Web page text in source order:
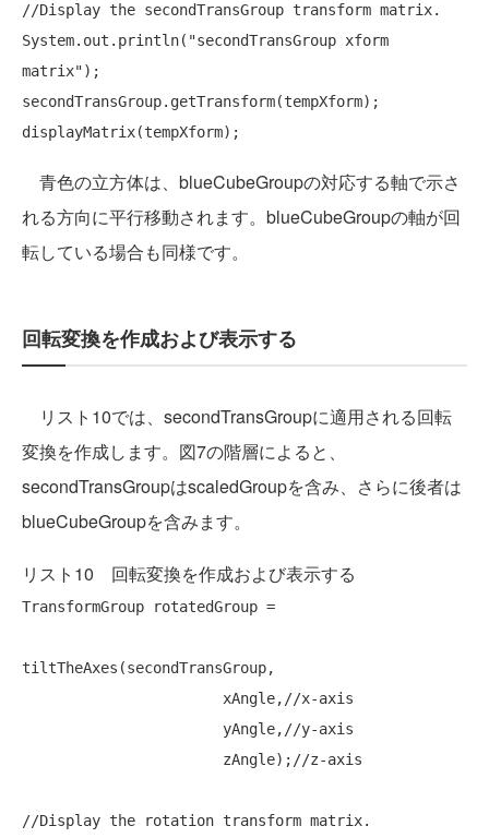
//Display the secondTransGroup transform matrix.
System.out.println( "secondTransGroup xform
matrix");
secondTransGroup.getTransform(tempXform);
青色の立方体は、blueCubeGroupの対応する軸で示さ
れる方向に平行移動されます。blueCubeGroupの軸が回
転している場合も同様です。
回転変換を作成および表示する
リスト10では、secondTransGroupに適用される回転
変換を作成します。図7の階層によると、
secondTransGroupはscaledGroupを含み、さらに後者は
blueCubeGroupを含みます。
リスト10 回転変換を作成および表示する
TransformGroup rotatedGroup =
tiltTheAxes(secondTransGroup,
                       xAngle,
//x-axis
                       yAngle,
//y-axis
                       zAngle);
//z-axis
//Display the rotation transform matrix.